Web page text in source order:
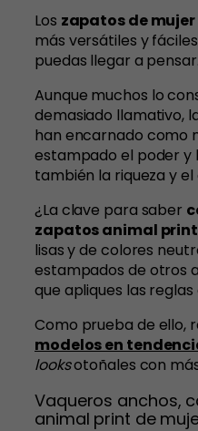
Los zapatos de
más versátiles y
puedas llegar a pensar.
Aunque muchos lo
demasiado llamativo,
han encarnado como
estampado el poder y
también la riqueza y el
¿La clave para saber
zapatos animal print
lisas y de colores
estampados de otros
que apliques las
Como prueba de ello,
modelos en
looksotoñales con
Vaqueros anchos,
animal print de